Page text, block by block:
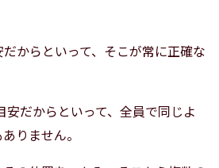
からといって、そこが常に正確な
安だからといって、全員で同じよ
りません。